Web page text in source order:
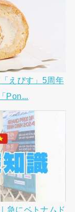
えびす」5周年
Pon...
急にベトナムド